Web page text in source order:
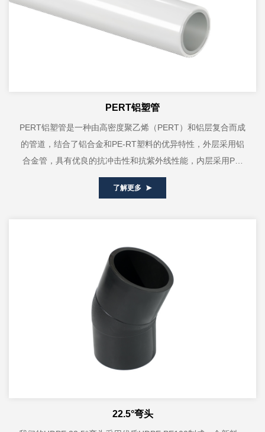
PERT铝塑管
PERT铝塑管是一种由高密度聚乙烯（PERT）和铝层复合而成
的管道，结合了铝合金和PE-RT塑料的优异特性，外层采用铝
合金管，具有优良的抗冲击性和抗紫外线性能，内层采用PE-
RT塑料管，具有耐高温、耐...
了解更多
22.5°弯头